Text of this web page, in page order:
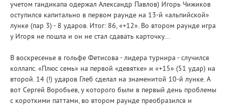
учетом гандикапа одержал Александр Павлов) Игорь Чижиков
оступился капитально в первом раунде на 13-й «альпийской»
лунке (пар 3) - 8 ударов. Итог: 86, «+12». Во втором раунде игра
у Игоря не пошла и он не стал сдавать карточку...
В воскресенье в гольфе Фетисова - лидера турнира - случился
коллапс. «Плюс семь» на первой «девятке» и «+15» (51 удар) на
второй. 14 (!) ударов Глеб сделал на знаменитой 10-й лунке. А
вот Сергей Воробьев, у которого были в первый день проблемы
с короткими паттами, во втором раунде преобразился и